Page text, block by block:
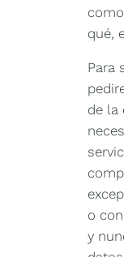
qué,
Para
de la
o
y